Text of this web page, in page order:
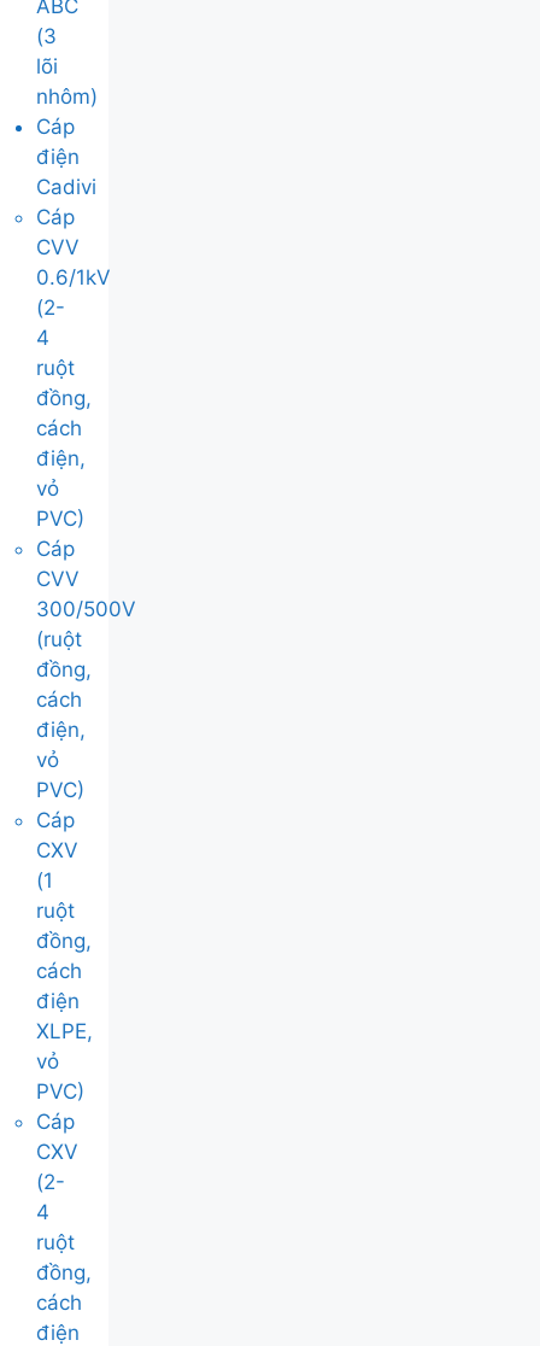
ABC
(3
lõi
nhôm)
Cáp
điện
Cadivi
Cáp
CVV
0.6/1kV
(2-
4
ruột
đồng,
cách
điện,
vỏ
PVC)
Cáp
CVV
300/500V
(ruột
đồng,
cách
điện,
vỏ
PVC)
Cáp
CXV
(1
ruột
đồng,
cách
điện
XLPE,
vỏ
PVC)
Cáp
CXV
(2-
4
ruột
đồng,
cách
điện